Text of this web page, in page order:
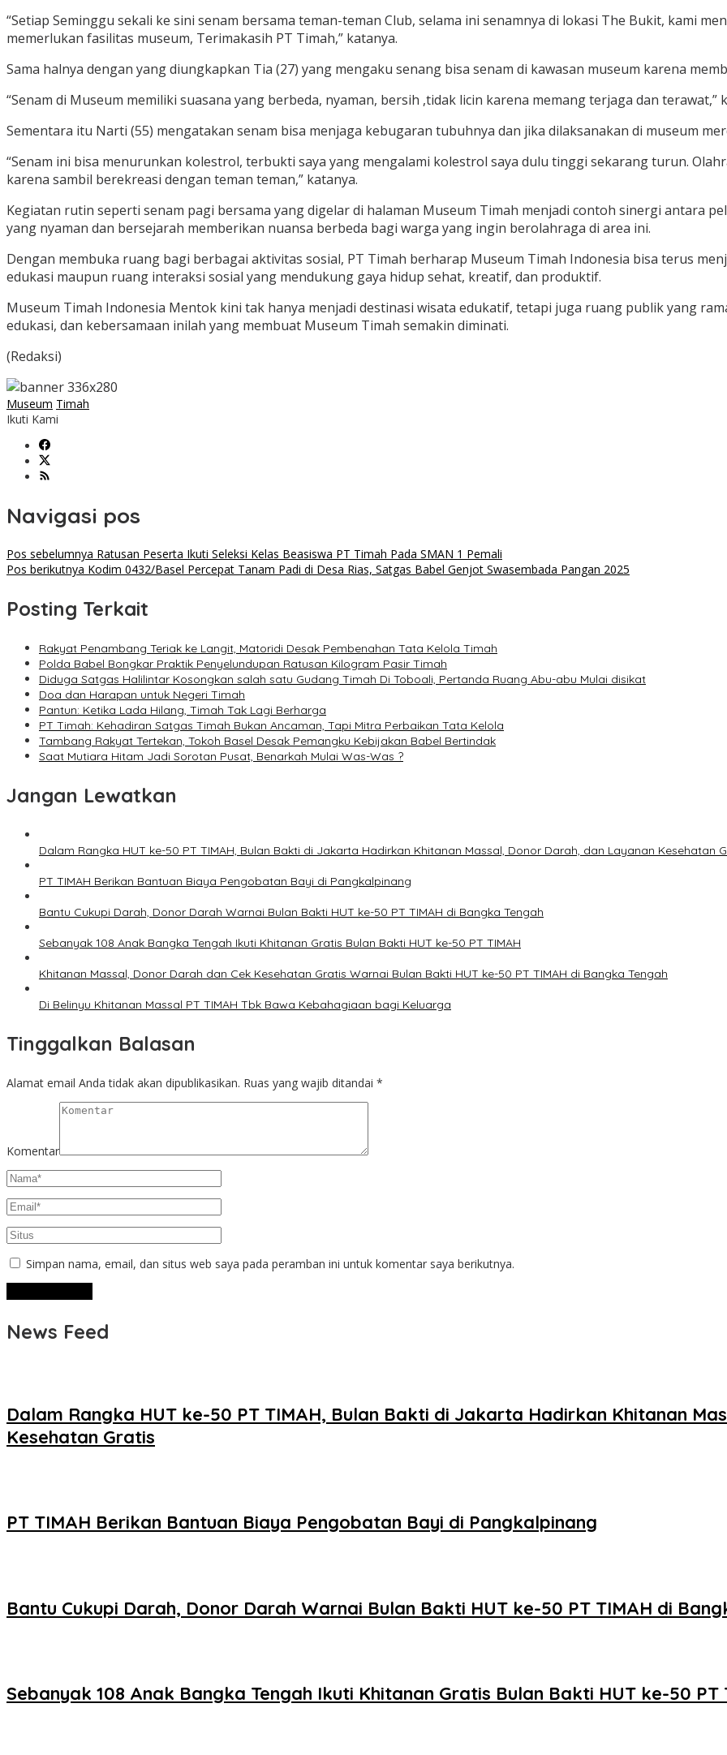
“Setiap Seminggu sekali ke sini senam bersama teman-teman Club, selama ini senamnya di lokasi The Bukit, kami
memerlukan fasilitas museum, Terimakasih PT Timah,” katanya.
Sama halnya dengan yang diungkapkan Tia (27) yang mengaku senang bisa senam di kawasan museum karena
“Senam di Museum memiliki suasana yang berbeda, nyaman, bersih ,tidak licin karena memang terjaga dan terawat,”
Sementara itu Narti (55) mengatakan senam bisa menjaga kebugaran tubuhnya dan jika dilaksanakan di museum
“Senam ini bisa menurunkan kolestrol, terbukti saya yang mengalami kolestrol saya dulu tinggi sekarang turun.
karena sambil berekreasi dengan teman teman,” katanya.
Kegiatan rutin seperti senam pagi bersama yang digelar di halaman Museum Timah menjadi contoh sinergi antara
yang nyaman dan bersejarah memberikan nuansa berbeda bagi warga yang ingin berolahraga di area ini.
Dengan membuka ruang bagi berbagai aktivitas sosial, PT Timah berharap Museum Timah Indonesia bisa terus
edukasi maupun ruang interaksi sosial yang mendukung gaya hidup sehat, kreatif, dan produktif.
Museum Timah Indonesia Mentok kini tak hanya menjadi destinasi wisata edukatif, tetapi juga ruang publik yang
edukasi, dan kebersamaan inilah yang membuat Museum Timah semakin diminati.
(Redaksi)
Museum Timah
Ikuti Kami
Navigasi pos
Pos sebelumnya Ratusan Peserta Ikuti Seleksi Kelas Beasiswa PT Timah Pada SMAN 1 Pemali
Pos berikutnya Kodim 0432/Basel Percepat Tanam Padi di Desa Rias, Satgas Babel Genjot Swasembada Pangan 2025
Posting Terkait
Rakyat Penambang Teriak ke Langit, Matoridi Desak Pembenahan Tata Kelola Timah
Polda Babel Bongkar Praktik Penyelundupan Ratusan Kilogram Pasir Timah
Diduga Satgas Halilintar Kosongkan salah satu Gudang Timah Di Toboali, Pertanda Ruang Abu-abu Mulai disikat
Doa dan Harapan untuk Negeri Timah
Pantun: Ketika Lada Hilang, Timah Tak Lagi Berharga
PT Timah: Kehadiran Satgas Timah Bukan Ancaman, Tapi Mitra Perbaikan Tata Kelola
Tambang Rakyat Tertekan, Tokoh Basel Desak Pemangku Kebijakan Babel Bertindak
Saat Mutiara Hitam Jadi Sorotan Pusat, Benarkah Mulai Was-Was ?
Jangan Lewatkan
Dalam Rangka HUT ke-50 PT TIMAH, Bulan Bakti di Jakarta Hadirkan Khitanan Massal, Donor Darah, dan Layanan Kesehatan
PT TIMAH Berikan Bantuan Biaya Pengobatan Bayi di Pangkalpinang
Bantu Cukupi Darah, Donor Darah Warnai Bulan Bakti HUT ke-50 PT TIMAH di Bangka Tengah
Sebanyak 108 Anak Bangka Tengah Ikuti Khitanan Gratis Bulan Bakti HUT ke-50 PT TIMAH
Khitanan Massal, Donor Darah dan Cek Kesehatan Gratis Warnai Bulan Bakti HUT ke-50 PT TIMAH di Bangka Tengah
Di Belinyu Khitanan Massal PT TIMAH Tbk Bawa Kebahagiaan bagi Keluarga
Tinggalkan Balasan
Alamat email Anda tidak akan dipublikasikan. Ruas yang wajib ditandai *
Komentar
Simpan nama, email, dan situs web saya pada peramban ini untuk komentar saya berikutnya.
News Feed
Dalam Rangka HUT ke-50 PT TIMAH, Bulan Bakti di Jakarta Hadirkan Khitanan
Kesehatan Gratis
PT TIMAH Berikan Bantuan Biaya Pengobatan Bayi di Pangkalpinang
Bantu Cukupi Darah, Donor Darah Warnai Bulan Bakti HUT ke-50 PT TIMAH di
Sebanyak 108 Anak Bangka Tengah Ikuti Khitanan Gratis Bulan Bakti HUT ke-50 PT